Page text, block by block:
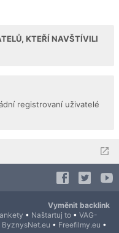
KTEŘÍ NAVŠTÍVILI
registrovaní uživatelé
Vyměnit backlink
• Naštartuj to • VAG-
• Freefilmy.eu •